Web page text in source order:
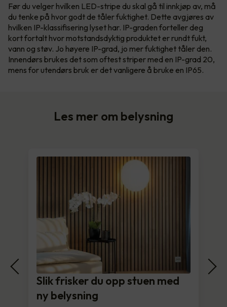
Før du velger hvilken LED-stripe du skal gå til innkjøp av, må
du tenke på hvor godt de tåler fuktighet. Dette avgjøres av
hvilken IP-klassifisering lyset har. IP-graden forteller deg
kort fortalt hvor motstandsdyktig produktet er rundt fukt,
vann og støv. Jo høyere IP-grad, jo mer fuktighet tåler den.
Innendørs brukes det som oftest striper med en IP-grad 20,
mens for utendørs bruk er det vanligere å bruke en IP65.
Les mer om belysning
Slik frisker du opp stuen med
ny belysning